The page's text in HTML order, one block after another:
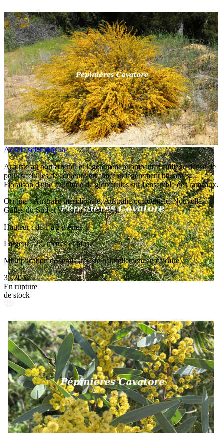
Acacia sclerophylla
Arbuste au port arrondi et légèrement retombant. Feuillage dense de
petites feuilles de couleur vert foncé et légèrement brillantes.
Floraison d'une multitude de glomérules sur l'ensemble des rameaux.
Origine : Australie méridionale, Australie occidentale, Nouvelle-
Galles du Sud et Victoria (Australie).
Hauteur : de 1 à 2 mètres.
Largeur : 2,5 mètres et plus.
Multiplication de semis (résiste naturellement au calcaire).
35,20 €
En rupture
de stock